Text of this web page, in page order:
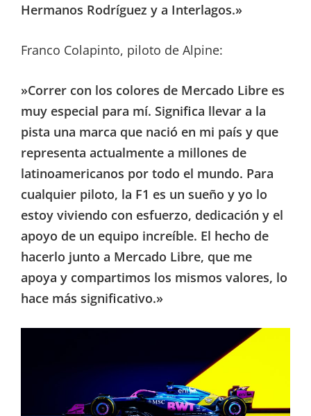
Hermanos Rodríguez y a Interlagos.»
Franco Colapinto, piloto de Alpine:
»Correr con los colores de Mercado Libre es
muy especial para mí. Significa llevar a la
pista una marca que nació en mi país y que
representa actualmente a millones de
latinoamericanos por todo el mundo. Para
cualquier piloto, la F1 es un sueño y yo lo
estoy viviendo con esfuerzo, dedicación y el
apoyo de un equipo increíble. El hecho de
hacerlo junto a Mercado Libre, que me
apoya y compartimos los mismos valores, lo
hace más significativo.»